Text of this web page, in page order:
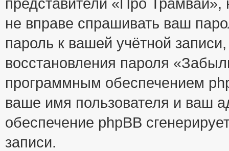
не вправе спрашивать ваш
пароль к вашей учётной
восстановления пароля
программным обеспечением
ваше имя пользователя и ваш
обеспечение phpBB
записи.